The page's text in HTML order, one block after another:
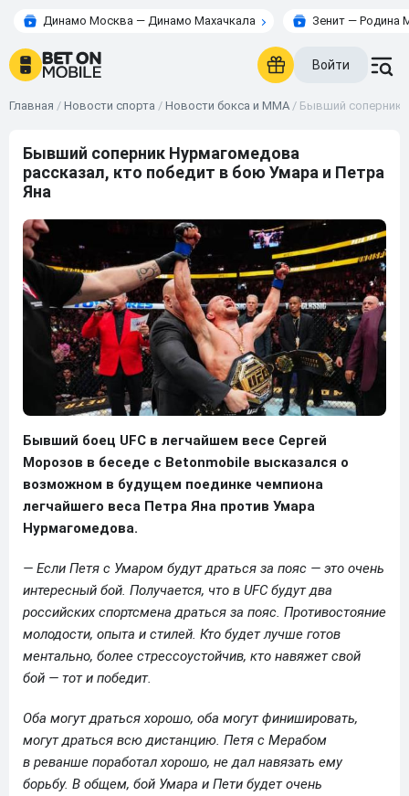
Динамо Москва — Динамо Махачкала Зенит — Родина
Войти
Главная / Новости спорта / Новости бокса и ММА / Бывший соперник
Бывший соперник Нурмагомедова
рассказал, кто победит в бою Умара и Петра
Яна
Бывший боец UFC в легчайшем весе Сергей
Морозов в беседе с Betonmobile высказался о
возможном в будущем поединке чемпиона
легчайшего веса Петра Яна против Умара
Нурмагомедова.
— Если Петя с Умаром будут драться за пояс — это очень
интересный бой. Получается, что в UFC будут два
российских спортсмена драться за пояс. Противостояние
молодости, опыта и стилей. Кто будет лучше готов
ментально, более стрессоустойчив, кто навяжет свой
бой — тот и победит.
Оба могут драться хорошо, оба могут финишировать,
могут драться всю дистанцию. Петя с Мерабом
в реванше поработал хорошо, не дал навязать ему
борьбу. В общем, бой Умара и Пети будет очень